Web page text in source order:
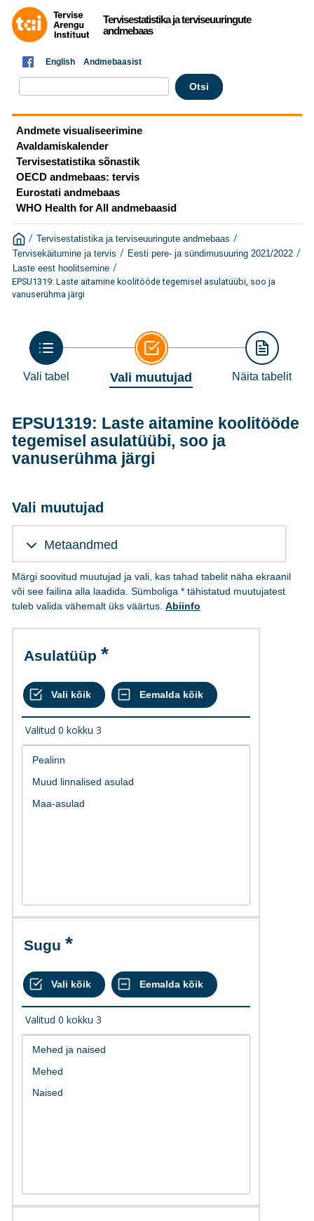
Tervisestatistika ja terviseuuringute
andmebaas
English Andmebaasist
Andmete visualiseerimine
Avaldamiskalender
Tervisestatistika sõnastik
OECD andmebaas: tervis
Eurostati andmebaas
WHO Health for All andmebaasid
/ Tervisestatistika ja terviseuuringute andmebaas /
Tervisekäitumine ja tervis / Eesti pere- ja sündimusuuring 2021/2022 /
Laste eest hoolitsemine /
EPSU1319: Laste aitamine koolitööde tegemisel asulatüübi, soo ja
vanuserühma järgi
Vali tabel Vali muutujad Näita tabelit
EPSU1319: Laste aitamine koolitööde
tegemisel asulatüübi, soo ja
vanuserühma järgi
Vali muutujad
Metaandmed
Märgi soovitud muutujad ja vali, kas tahad tabelit näha ekraanil
või see failina alla laadida. Sümboliga * tähistatud muutujatest
tuleb valida vähemalt üks väärtus. Abiinfo
Asulatüüp
Valitud 0 kokku 3
Sugu
Valitud 0 kokku 3